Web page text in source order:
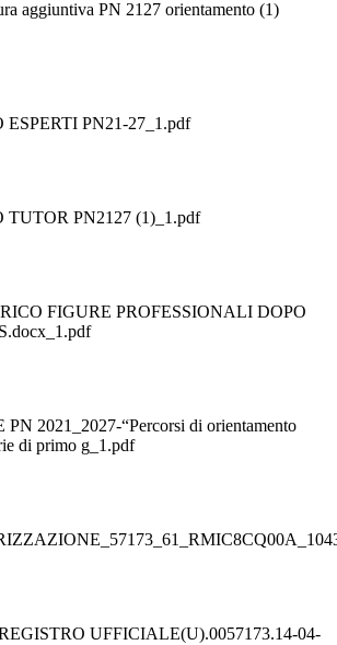
aggiuntiva PN 2127 orientamento (1)
PN21-27_1.pdf
PN2127 (1)_1.pdf
FIGURE PROFESSIONALI DOPO
2021_2027-“Percorsi di orientamento
di primo g_1.pdf
UFFICIALE(U).0057173.14-04-